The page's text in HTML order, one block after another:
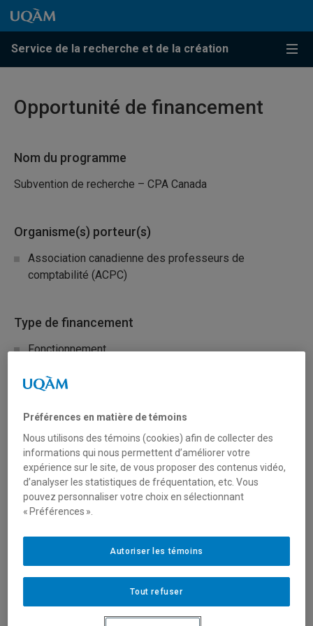
Passer au contenu
Accéder au menu principal
Accéder à la recherche
Passer au contenu
Accéder au menu principal
Service de la recherche et de la création
Menu
Opportunité de financement
Nom du programme
Subvention de recherche – CPA Canada
Organisme(s) porteur(s)
Association canadienne des professeurs de
comptabilité (ACPC)
Type de financement
Fonctionnement
Sciences humaines et sociales
Description du programme
CPA Canada lance un appel à projets de recherche dans
les domaines suivants :
Informer l’établissement de normes au Canada, y
l’intelligence artificielle (IA), y compris l’IA générative et
l’IA agentique, la chaîne de blocs et les
Préférences en matière de témoins
Nous utilisons des témoins (cookies) afin de collecter des
informations qui nous permettent d’améliorer votre
expérience sur le site, de vous proposer des contenus vidéo,
d’analyser les statistiques de fréquentation, etc. Vous
pouvez personnaliser votre choix en sélectionnant
« Préférences ».
Tout refuser
Autoriser les témoins